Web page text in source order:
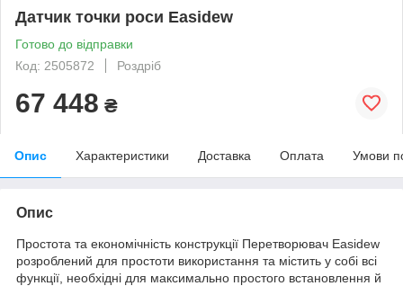
Датчик точки роси Easidew
Готово до відправки
Код: 2505872
Роздріб
67 448 ₴
Опис Характеристики Доставка Оплата Умови
Опис
Простота та економічність конструкції Перетворювач Easidew
розроблений для простоти використання та містить у собі всі
функції, необхідні для максимально простого встановлення й